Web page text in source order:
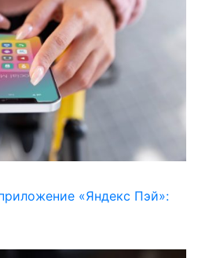
«Яндекс Пэй»: